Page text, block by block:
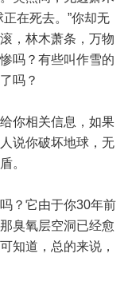
在死去。”你却无
，林木萧条，万物
吗？有些叫作雪的
吗？
你相关信息，如果
说你破坏地球，无
。
？它由于你30年前
臭氧层空洞已经愈
知道，总的来说，